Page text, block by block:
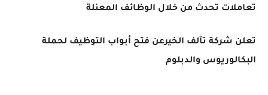
تعاملات تحدث من خلال الوظائف المعنلة
تعلن شركة تآلف الخيرعن فتح أبواب التوظيف لحملة
البكالوريوس والدبلوم